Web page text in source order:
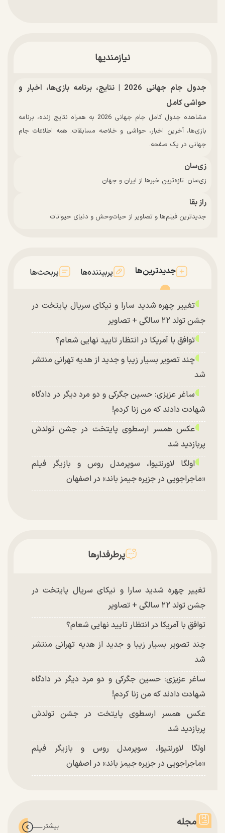
نیازمندیها
جدول جام جهانی 2026 | نتایج، برنامه بازی‌ها، اخبار و
حواشی کامل
مشاهده جدول کامل جام جهانی 2026 به همراه نتایج زنده، برنامه
بازی‌ها، آخرین اخبار، حواشی و خلاصه مسابقات. همه اطلاعات جام
جهانی در یک صفحه.
زی‌سان
زی‌سان: تازه‌ترین خبرها از ایران و جهان
راز بقا
جدیدترین فیلم‌ها و تصاویر از حیات‌وحش و دنیای حیوانات
جدیدترین‌ها پربیننده‌ها پربحث‌ها
تغییر چهره شدید سارا و نیکای سریال پایتخت در
جشن تولد ۲۲ سالگی + تصاویر
توافق با آمریکا در انتظار تایید نهایی شعام؟
چند تصویر بسیار زیبا و جدید از هدیه تهرانی منتشر
شد
ساغر عزیزی: حسین جگرکی و دو مرد دیگر در دادگاه
شهادت دادند که من زنا کردم!
عکس همسر ارسطوی پایتخت در جشن تولدش
پربازدید شد
اولگا لاورنتیوا، سوپرمدل روس و بازیگر فیلم
«ماجراجویی در جزیره جیمز باند» در اصفهان
پرطرفدارها
تغییر چهره شدید سارا و نیکای سریال پایتخت در
جشن تولد ۲۲ سالگی + تصاویر
توافق با آمریکا در انتظار تایید نهایی شعام؟
چند تصویر بسیار زیبا و جدید از هدیه تهرانی منتشر
شد
ساغر عزیزی: حسین جگرکی و دو مرد دیگر در دادگاه
شهادت دادند که من زنا کردم!
عکس همسر ارسطوی پایتخت در جشن تولدش
پربازدید شد
اولگا لاورنتیوا، سوپرمدل روس و بازیگر فیلم
«ماجراجویی در جزیره جیمز باند» در اصفهان
مجله